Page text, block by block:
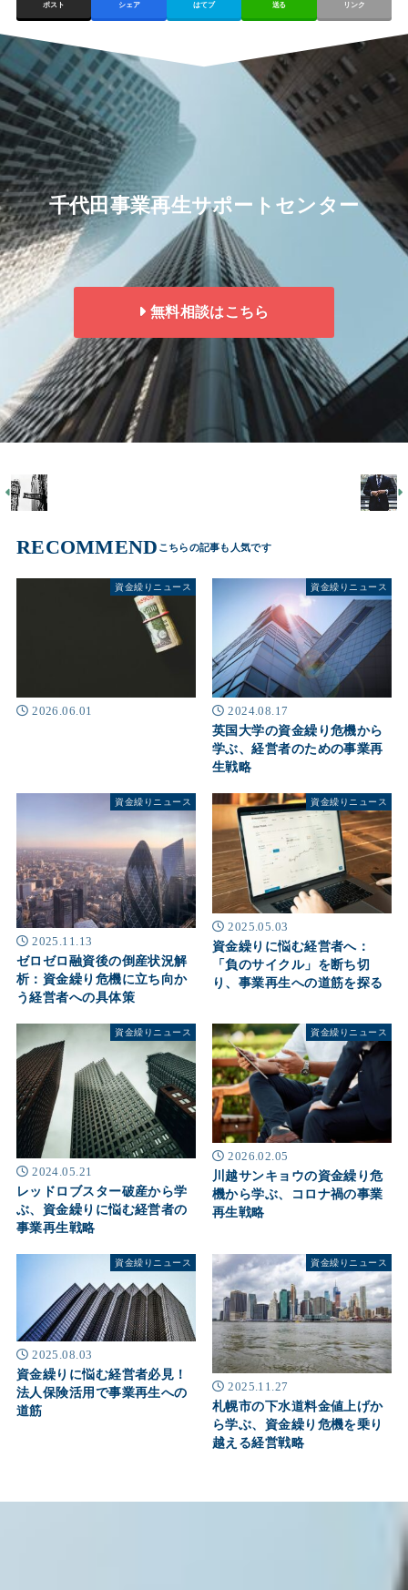
ポスト シェア はてブ 送る リンク
千代田事業再生サポートセンター
無料相談はこちら
RECOMMEND
資金繰りニュース
2026.06.01
資金繰りニュース
2024.08.17
英国大学の資金繰り危機から
学ぶ、経営者のための事業再
生戦略
資金繰りニュース
2025.11.13
ゼロゼロ融資後の倒産状況解
析：資金繰り危機に立ち向か
う経営者への具体策
資金繰りニュース
2025.05.03
資金繰りに悩む経営者へ：
「負のサイクル」を断ち切
り、事業再生への道筋を探る
資金繰りニュース
2024.05.21
レッドロブスター破産から学
ぶ、資金繰りに悩む経営者の
事業再生戦略
資金繰りニュース
2026.02.05
川越サンキョウの資金繰り危
機から学ぶ、コロナ禍の事業
再生戦略
資金繰りニュース
2025.08.03
資金繰りに悩む経営者必見！
法人保険活用で事業再生への
道筋
資金繰りニュース
2025.11.27
札幌市の下水道料金値上げか
ら学ぶ、資金繰り危機を乗り
越える経営戦略